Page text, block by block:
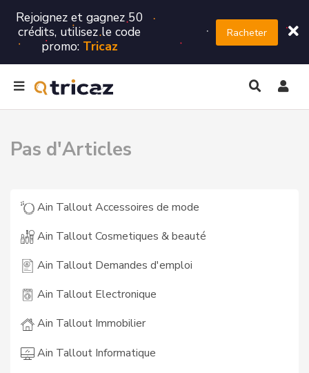
Rejoignez et gagnez 50
crédits, utilisez le code
promo: Tricaz
Racheter
Pas d'Articles
Ain Tallout Accessoires de mode
Ain Tallout Cosmetiques & beauté
Ain Tallout Demandes d'emploi
Ain Tallout Electronique
Ain Tallout Immobilier
Ain Tallout Informatique